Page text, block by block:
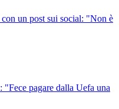
un post sui social: "Non è
"Fece pagare dalla Uefa una